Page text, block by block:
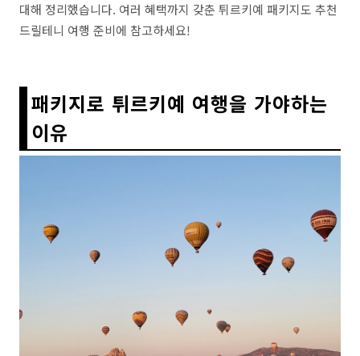
대해 정리했습니다. 여러 혜택까지 갖춘 튀르키예 패키지도 추천
드릴테니 여행 준비에 참고하세요!
패키지로 튀르키예 여행을 가야하는
이유